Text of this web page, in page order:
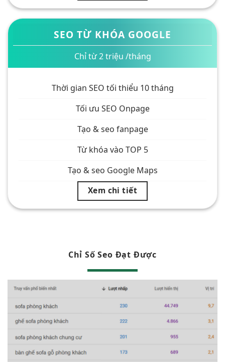
SEO TỪ KHÓA GOOGLE
Chỉ từ 2 triệu /tháng
Thời gian SEO tối thiểu 10 tháng
Tối ưu SEO Onpage
Tạo & seo fanpage
Từ khóa vào TOP 5
Tạo & seo Google Maps
Xem chi tiết
Chỉ Số Seo Đạt Được